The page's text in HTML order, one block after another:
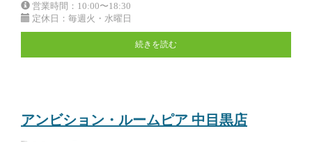
営業時間：10:00〜18:30
定休日：毎週火・水曜日
続きを読む
アンビション・ルームピア 中目黒店